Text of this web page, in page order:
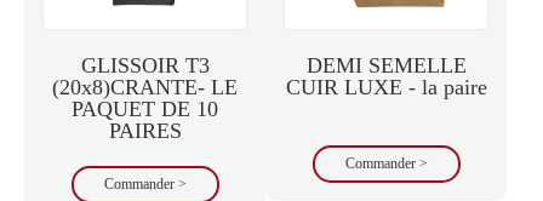
GLISSOIR T3
(20x8)CRANTE- LE
PAQUET DE 10
PAIRES
Commander >
DEMI SEMELLE
CUIR LUXE - la paire
Commander >